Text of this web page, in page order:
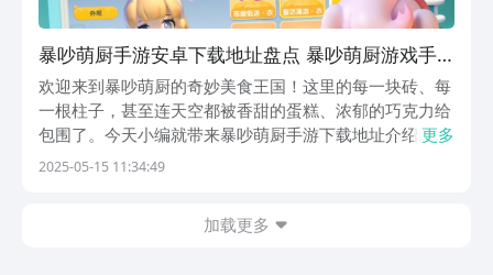
暴吵萌厨手游安卓下载地址盘点 暴吵萌厨游戏手
机版下载链接推荐
欢迎来到暴吵萌厨的奇妙美食王国！这里的每一块砖、每
一根柱子，甚至连天空都被香甜的蛋糕、浓郁的巧克力给
包围了。今天小编就带来暴吵萌厨手游下载地址介绍。这
个游戏背后有一个巨大的危机在悄悄酝酿——饕餮的黑暗
更多
2025-05-15 11:34:49
加载更多